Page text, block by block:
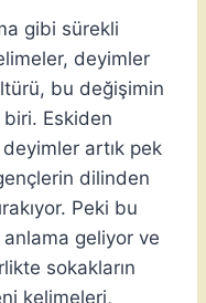
gibi sürekli
deyimler
bu değişimin
biri. Eskiden
artık pek
dilinden
Peki bu
geliyor ve
sokakların
kelimeleri,